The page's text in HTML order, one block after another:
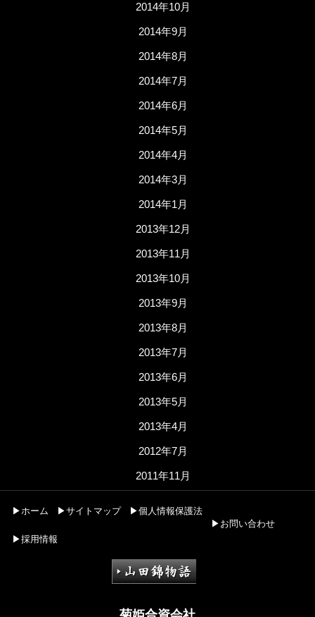
2014年10月
2014年9月
2014年8月
2014年7月
2014年6月
2014年5月
2014年4月
2014年3月
2014年1月
2013年12月
2013年11月
2013年10月
2013年9月
2013年8月
2013年7月
2013年6月
2013年5月
2013年4月
2012年7月
2011年11月
▶ホーム ▶サイトマップ
▶個人情報保護法
▶お問い合わせ
▶採用情報